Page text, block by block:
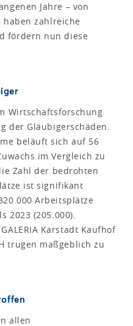
Jahre – von
zahlreiche
fördern nun diese
Wirtschaftsforschung
der Gläubigerschäden.
beläuft sich auf 56
im Vergleich zu
Zahl der bedrohten
ist signifikant
Arbeitsplätze
2023 (205.000).
Karstadt Kaufhof
trugen maßgeblich zu
allen